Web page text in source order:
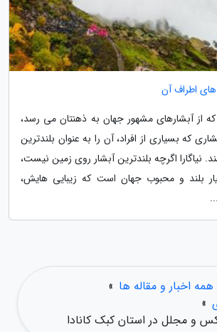
های اطراف آن
از آبشارهای مشهور جهان به ذهنتان می رسد،
که بسیاری از افراد، آن را به عنوان بلندترین
نیاگارا اگرچه بلندترین آبشار روی زمین نیست،
بلند و محبوب جهان است که زیبایی هایش،
همه اخبار و مقاله ها »
»
و مجلل در استان کبک کانادا